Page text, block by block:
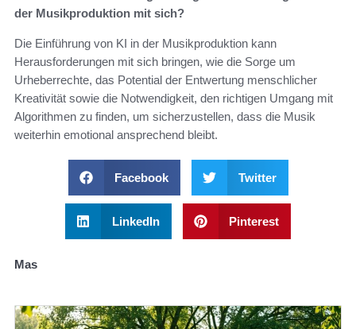
der Musikproduktion mit sich?
Die Einführung von KI in der Musikproduktion kann
Herausforderungen mit sich bringen, wie die Sorge um
Urheberrechte, das Potential der Entwertung menschlicher
Kreativität sowie die Notwendigkeit, den richtigen Umgang mit
Algorithmen zu finden, um sicherzustellen, dass die Musik
weiterhin emotional ansprechend bleibt.
Facebook Twitter
LinkedIn Pinterest
Mas